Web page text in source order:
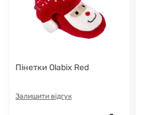
Пінетки Olabix Red
Залишити відгук